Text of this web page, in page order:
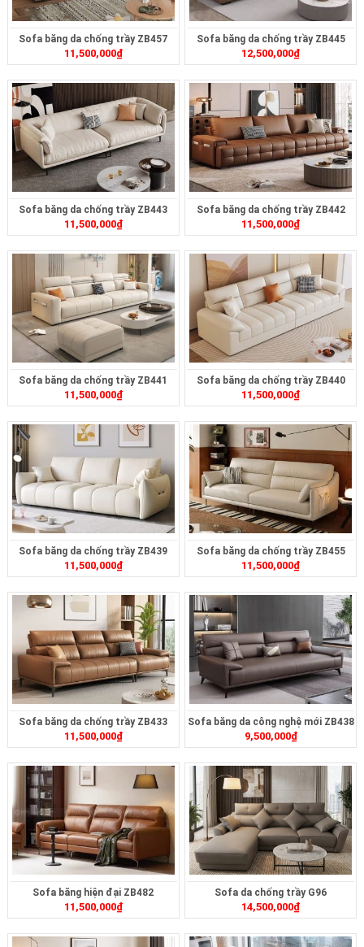
Sofa băng da chống trầy ZB457
11,500,000₫
Sofa băng da chống trầy ZB445
12,500,000₫
Sofa băng da chống trầy ZB443
11,500,000₫
Sofa băng da chống trầy ZB442
11,500,000₫
Sofa băng da chống trầy ZB441
11,500,000₫
Sofa băng da chống trầy ZB440
11,500,000₫
Sofa băng da chống trầy ZB439
11,500,000₫
Sofa băng da chống trầy ZB455
11,500,000₫
Sofa băng da chống trầy ZB433
11,500,000₫
Sofa băng da công nghệ mới ZB438
9,500,000₫
Sofa băng hiện đại ZB482
11,500,000₫
Sofa da chống trầy G96
14,500,000₫